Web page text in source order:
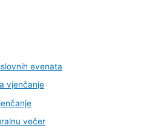
evenata
vjenčanje
večer